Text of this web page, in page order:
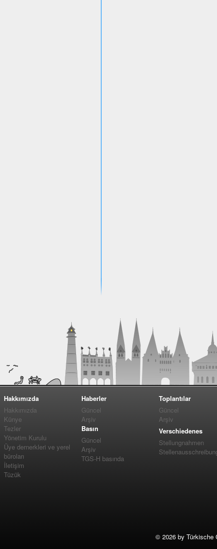
Hakkımızda
Hakkımızda
Künye
Tezler
Yönetim Kurulu
Üye dernerkleri ve yerel
büroları
İletişim
Tüzük
Haberler
Güncel
Arşiv
Basın
Güncel
Arşiv
TGS-H basında
Toplantılar
Güncel
Arşiv
Verschiedenes
Stellungnahmen
© 2026 by Türkische